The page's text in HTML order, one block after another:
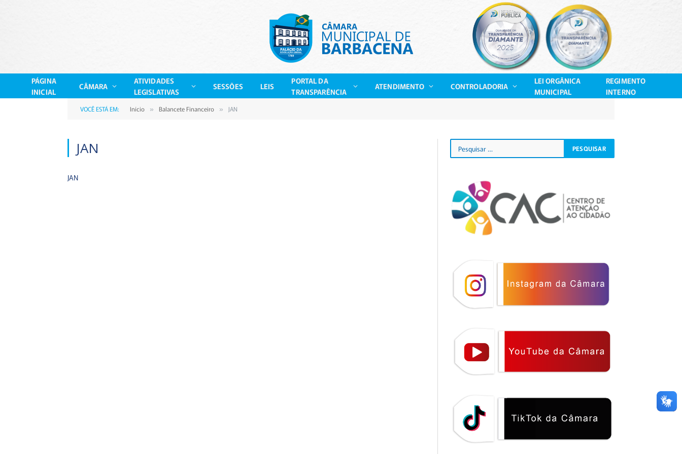
PÁGINA
INICIAL
CÂMARA
ATIVIDADES
LEGISLATIVAS
SESSÕES LEIS
PORTAL DA
TRANSPARÊNCIA
ATENDIMENTO CONTROLADORIA
LEI ORGÂNICA
MUNICIPAL
REGIMENTO
INTERNO
VOCÊ ESTÁ EM: Início » Balancete Financeiro » JAN
JAN
JAN